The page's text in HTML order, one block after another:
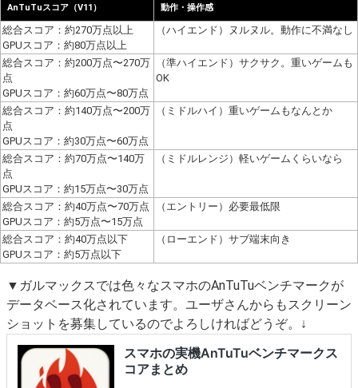
AnTuTuスコア（V11） 動作・操作感
総合スコア：約270万点以上
GPUスコア：約80万点以上
（ハイエンド）ヌルヌル。動作に不満なし
総合スコア：約200万点〜270万
点
GPUスコア：約60万点〜80万点
（準ハイエンド）サクサク。重いゲームも
OK
総合スコア：約140万点〜200万
点
GPUスコア：約30万点〜60万点
（ミドルハイ）重いゲームもなんとか
総合スコア：約70万点〜140万
点
GPUスコア：約15万点〜30万点
（ミドルレンジ）軽いゲームくらいなら
総合スコア：約40万点〜70万点
GPUスコア：約5万点〜15万点
（エントリー）必要最低限
総合スコア：約40万点以下
GPUスコア：約5万点以下
（ローエンド）サブ端末向き
▼ガルマックスでは色々なスマホのAnTuTuベンチマークが
データベース化されています。ユーザさんからもスクリーン
ショットを募集しているのでよろしければどうぞ。↓